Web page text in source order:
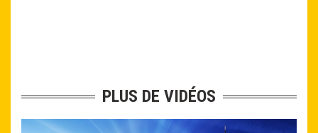
PLUS DE VIDÉOS